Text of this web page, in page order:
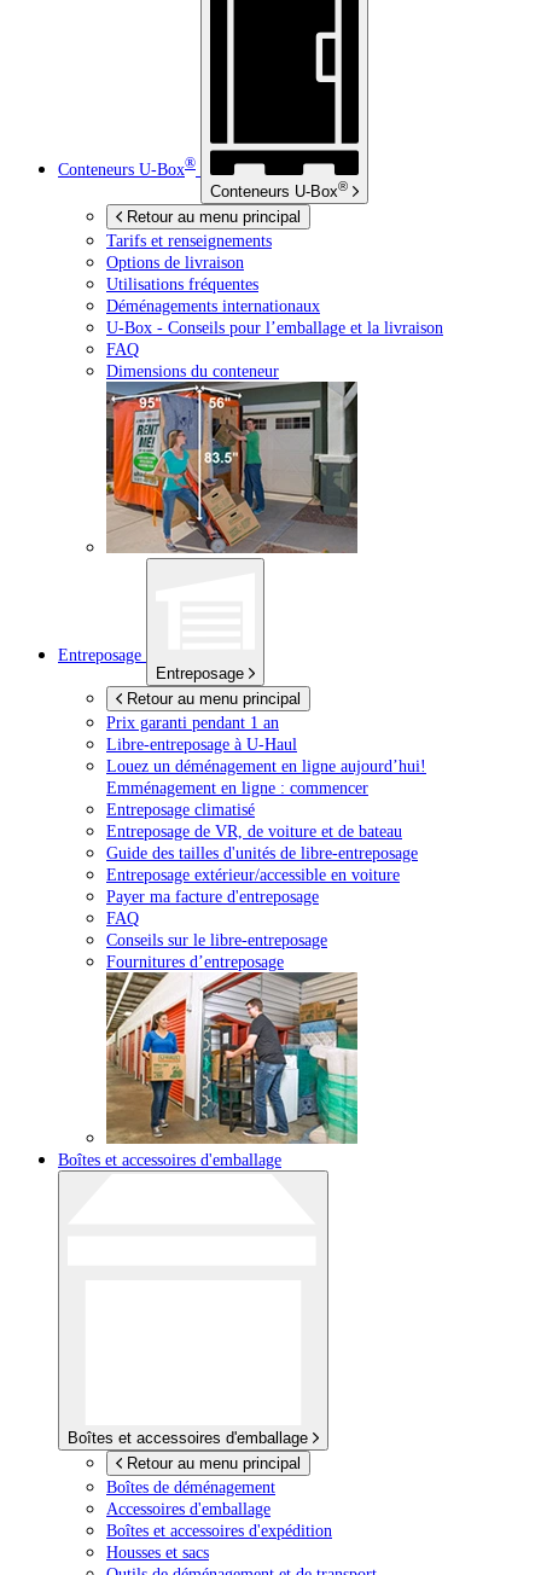
Conteneurs U-Box®
Conteneurs U-Box®
Retour au menu principal
Tarifs et renseignements
Options de livraison
Utilisations fréquentes
Déménagements internationaux
U-Box - Conseils pour l’emballage et la livraison
FAQ
Dimensions du conteneur
Entreposage
Entreposage
Retour au menu principal
Prix garanti pendant 1 an
Libre-entreposage à U-Haul
Louez un déménagement en ligne aujourd’hui!
Emménagement en ligne : commencer
Entreposage climatisé
Entreposage de VR, de voiture et de bateau
Guide des tailles d'unités de libre-entreposage
Entreposage extérieur/accessible en voiture
Payer ma facture d'entreposage
FAQ
Conseils sur le libre-entreposage
Fournitures d’entreposage
Boîtes et accessoires d'emballage
Boîtes et accessoires d'emballage
Retour au menu principal
Boîtes de déménagement
Accessoires d'emballage
Boîtes et accessoires d'expédition
Housses et sacs